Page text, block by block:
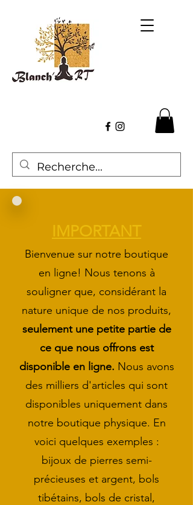
IMPORTANT
Bienvenue sur notre boutique
en ligne! Nous tenons à
souligner que, considérant la
nature unique de nos produits,
seulement une petite partie de
ce que nous offrons est
disponible en ligne. Nous avons
des milliers d'articles qui sont
disponibles uniquement dans
notre boutique physique. En
voici quelques exemples :
bijoux de pierres semi-
précieuses et argent, bols
tibétains, bols de cristal,